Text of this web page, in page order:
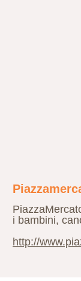
i bambini,
http://